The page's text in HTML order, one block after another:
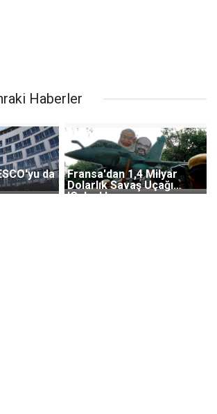
Haberler
da
Fransa'dan 1,4 Milyar
Dolarlık Savaş Uçağı
'Çalındı'